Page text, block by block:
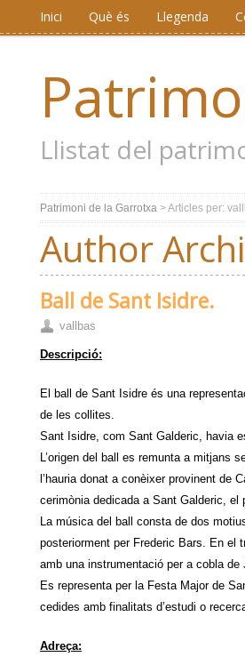
Inici Què és Llegenda
Llistat del
Patrimoni de la Garrotxa > Articles per:
Author
Ball de Sant Isidre.
vallbas
Descripció:
El ball de Sant Isidre és una
de les collites.
Sant Isidre, com Sant Galderic, havia
L’origen del ball es remunta a mitjans
l’hauria donat a conèixer provinent de
cerimònia dedicada a Sant Galderic, el
La música del ball consta de dos
posteriorment per Frederic Bars. En el
amb una instrumentació per a cobla de
Es representa per la Festa Major de
cedides amb finalitats d’estudi o
Adreça: